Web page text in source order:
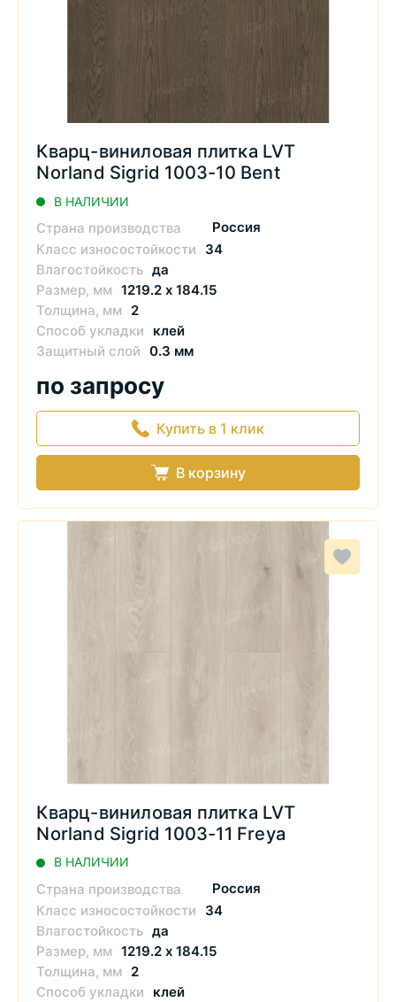
Кварц-виниловая плитка LVT
Norland Sigrid 1003-10 Bent
В НАЛИЧИИ
Страна производства
Россия
Класс износостойкости
34
Влагостойкость да
Размер, мм 1219.2 х 184.15
Толщина, мм
2
Способ укладки
клей
Защитный слой 0.3 мм
по запросу
Купить в 1 клик
В корзину
Кварц-виниловая плитка LVT
Norland Sigrid 1003-11 Freya
В НАЛИЧИИ
Страна производства
Россия
Класс износостойкости
34
Влагостойкость да
Размер, мм 1219.2 х 184.15
Толщина, мм
2
Способ укладки
клей